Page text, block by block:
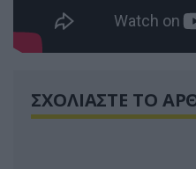
ΣΧΟΛΙΑΣΤΕ ΤΟ